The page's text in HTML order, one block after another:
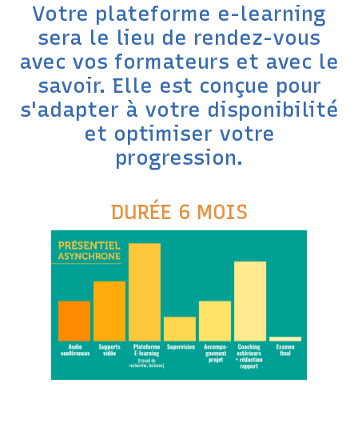
Votre plateforme e-learning
sera le lieu de rendez-vous
avec vos formateurs et avec le
savoir. Elle est conçue pour
s'adapter à votre disponibilité
et optimiser votre
progression.
DURÉE 6 MOIS